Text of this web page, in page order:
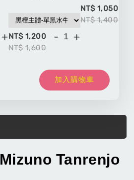
+NT$ 1,200
NT$ 1,600
- +
NT$ 1,050
NT$ 1,400
加入購物車
Mizuno Tanrenjo